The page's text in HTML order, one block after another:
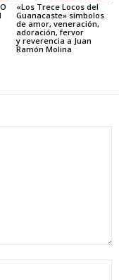
«Los Trece Locos del
Guanacaste» símbolos
de amor, veneración,
adoración, fervor
y reverencia a Juan
Ramón Molina